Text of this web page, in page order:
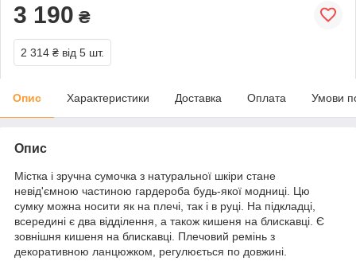
3 190 ₴
2 314 ₴ від 5 шт.
Опис Характеристики Доставка Оплата Умови
Опис
Містка і зручна сумочка з натуральної шкіри стане
невід'ємною частиною гардероба будь-якої модниці. Цю
сумку можна носити як на плечі, так і в руці. На підкладці,
всередині є два відділення, а також кишеня на блискавці. Є
зовнішня кишеня на блискавці. Плечовий ремінь з
декоративною ланцюжком, регулюється по довжині.